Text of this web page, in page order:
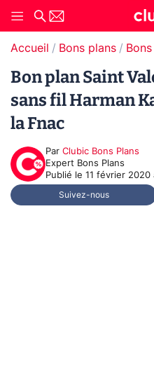
Accueil Bons plans
Bon plan Saint
sans fil Harman
la Fnac
Par Clubic Bons Plans
Expert Bons Plans
Publié le 11 février 2020
Suivez-nous